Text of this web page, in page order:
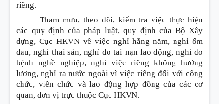
riêng.
Tham mưu, theo dõi, kiểm tra việc thực hiện
các quy định của pháp luật, quy định của Bộ Xây
dựng, Cục HKVN về việc nghỉ hằng năm, nghỉ ốm
đau, nghỉ thai sản, nghỉ do tai nạn lao động, nghỉ do
bệnh nghề nghiệp, nghỉ việc riêng không hưởng
lương, nghỉ ra nước ngoài vì việc riêng đối với công
chức, viên chức và lao động hợp đồng của các cơ
quan, đơn vị trực thuộc Cục HKVN.